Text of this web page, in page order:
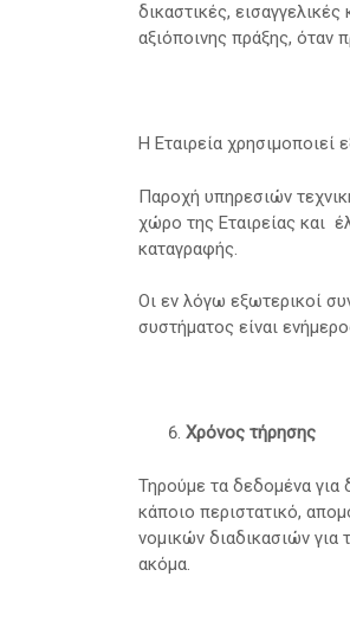
δικαστικές,
αξιόποινης πράξης, όταν
Η Εταιρεία χρησιμοποιεί
Παροχή υπηρεσιών
χώρο της Εταιρείας και
καταγραφής.
Οι εν λόγω εξωτερικοί
συστήματος είναι
Χρόνος τήρησης
Τηρούμε τα δεδομένα
κάποιο περιστατικό,
νομικών διαδικασιών
ακόμα.